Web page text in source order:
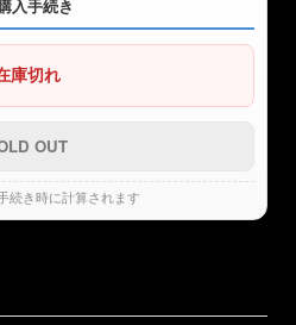
入手続き
庫切れ
続き時に計算されます